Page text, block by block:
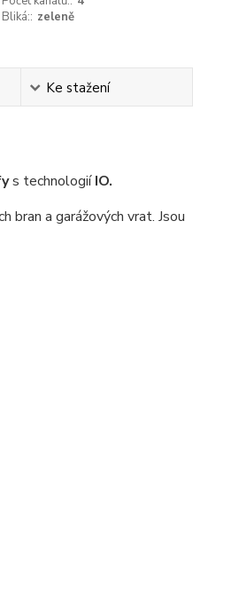
Bliká:: zeleně
Ke stažení
s technologiíIO.
bran a garážových vrat. Jsou